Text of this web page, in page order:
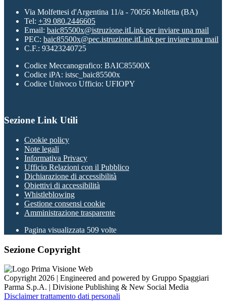
Via Molfettesi d'Argentina 11/a - 70056 Molfetta (BA)
Tel: +39 080.2446605
Email: baic85500x@istruzione.itLink per inviare una mail
PEC: baic85500x@pec.istruzione.itLink per inviare una mail
C.F.: 93423240725
Codice Meccanografico: BAIC85500X
Codice iPA: istsc_baic85500x
Codice Univoco Ufficio: UFIOPY
Sezione Link Utili
Cookie policy
Note legali
Informativa Privacy
Ufficio Relazioni con il Pubblico
Dichiarazione di accessibilità
Obiettivi di accessibilità
Whistleblowing
Gestione consensi cookie
Amministrazione trasparente
Pagina visualizzata 509 volte
Sezione Copyright
Copyright 2026 | Engineered and powered by Gruppo Spaggiari
Parma S.p.A. | Divisione Publishing & New Social Media
Disclaimer trattamento dati personali